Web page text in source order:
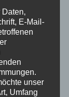
in
für das
Punkten
E-Mail-
unser
Umfang